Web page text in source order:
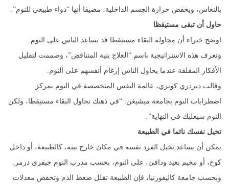
بالنعاس، ويخفض حرارة الجسم الداخلية، مضيفا أنها “دواء طبيعي للنوم”.
حاول أن تبقى مستيقظا
اوضح خبراء أن محاولة البقاء مستيقظا قد تساعد الناس على النوم.
وتعرف هذه الاستراتيجية باسم “العلاج بنية المتناقض”، وصممت لتقليل
الأفكار المقلقة عندما يحاول الناس إرغام أنفسهم على النوم.
وقالت ديردري كونري، عالمة النفس المتخصصة في النوم بمركز
اضطرابات النوم بجامعة ميشيغن: “في ذهنك تحاول البقاء مستيقظا، ولكن
النوم سيغلبك في النهاية”.
تخيل نفسك نائما في الطبيعة
يمكن أن يساعد تخيل الفرد نفسه في مكان خارج بيته، كالطبيعة، أو داخل
كوخ، أو مخيم بعيد ودافئ، على النوم، بحسب مدرب النوم جيفري درمر.
وبحسب جامعة كاليفورنيا، فإن الطبيعة تقلل ضغط الدم وتخفض معدلات